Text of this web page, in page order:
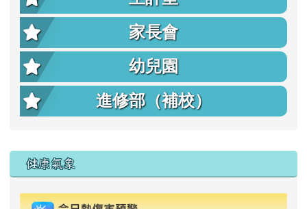
家長會
幼兒園
進修部（補校）
右邊區域內容
健康氣象